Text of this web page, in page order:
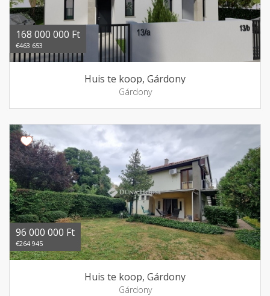
168 000 000 Ft
€463 653
Huis te koop, Gárdony
Gárdony
96 000 000 Ft
€264 945
Huis te koop, Gárdony
Gárdony